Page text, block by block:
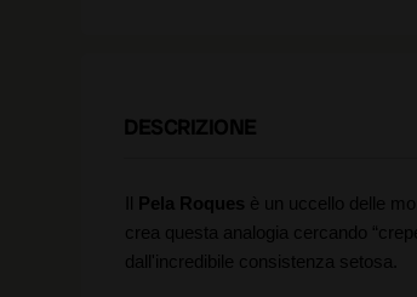
DESCRIZIONE
Il Pela Roques è un uccello delle
crea questa analogia cercando
dall'incredibile consistenza setosa.